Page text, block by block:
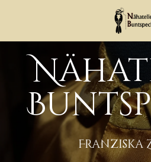
springen
Franziska